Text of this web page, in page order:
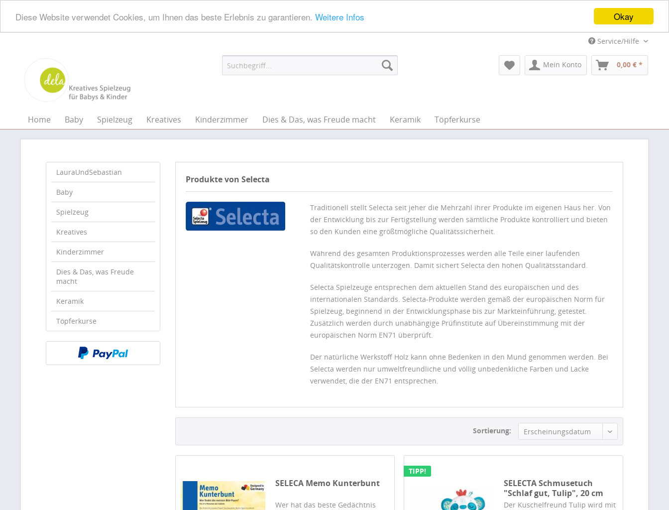
Okay
Diese Website verwendet Cookies, um Ihnen das beste Erlebnis zu garantieren. Weitere Infos
Service/Hilfe
Mein Konto 0,00 € *
Home Baby Spielzeug Kreatives Kinderzimmer Dies & Das, was Freude macht Keramik Töpferkurse
LauraUndSebastian
Baby
Spielzeug
Kreatives
Kinderzimmer
Dies & Das, was Freude
macht
Keramik
Töpferkurse
Produkte von Selecta
Traditionell stellt Selecta seit jeher die Mehrzahl ihrer Produkte im eigenen Haus her. Von
der Entwicklung bis zur Fertigstellung werden sämtliche Produkte kontrolliert und bieten
so den Kunden eine größtmögliche Qualitätssicherheit.
Während des gesamten Produktionsprozesses werden alle Teile einer laufenden
Qualitätskontrolle unterzogen. Damit sichert Selecta den hohen Qualitätsstandard.
Selecta Spielzeuge entsprechen dem aktuellen Stand des europäischen und des
internationalen Standards. Selecta-Produkte werden gemäß der europäischen Norm für
Spielzeug, beginnend in der Entwicklungsphase bis zur Markteinführung, getestet.
Zusätzlich werden durch unabhängige Prüfinstitute auf Übereinstimmung mit der
europäischen Norm EN71 überprüft.
Der natürliche Werkstoff Holz kann ohne Bedenken in den Mund genommen werden. Bei
Selecta werden nur umweltfreundliche und völlig unbedenkliche Farben und Lacke
verwendet, die der EN71 entsprechen.
Sortierung: Erscheinungsdatum
SELECA Memo Kunterbunt
Wer hat das beste Gedächtnis
TIPP!
SELECTA Schmusetuch
"Schlaf gut, Tulip", 20 cm
Der Kuschelfreund Tulip wird mit